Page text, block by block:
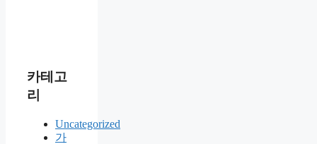
카테고
리
Uncategorized
가